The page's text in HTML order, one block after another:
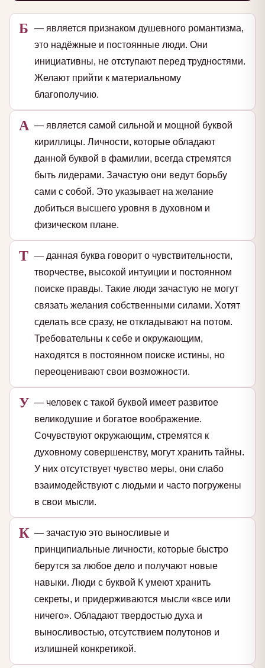
Б
— является признаком душевного романтизма,
это надёжные и постоянные люди. Они
инициативны, не отступают перед трудностями.
Желают прийти к материальному
благополучию.
А — является самой сильной и мощной буквой
кириллицы. Личности, которые обладают
данной буквой в фамилии, всегда стремятся
быть лидерами. Зачастую они ведут борьбу
сами с собой. Это указывает на желание
добиться высшего уровня в духовном и
физическом плане.
Т — данная буква говорит о чувствительности,
творчестве, высокой интуиции и постоянном
поиске правды. Такие люди зачастую не могут
связать желания собственными силами. Хотят
сделать все сразу, не откладывают на потом.
Требовательны к себе и окружающим,
находятся в постоянном поиске истины, но
переоценивают свои возможности.
У — человек с такой буквой имеет развитое
великодушие и богатое воображение.
Сочувствуют окружающим, стремятся к
духовному совершенству, могут хранить тайны.
У них отсутствует чувство меры, они слабо
взаимодействуют с людьми и часто погружены
в свои мысли.
К — зачастую это выносливые и
принципиальные личности, которые быстро
берутся за любое дело и получают новые
навыки. Люди с буквой К умеют хранить
секреты, и придерживаются мысли «все или
ничего». Обладают твердостью духа и
выносливостью, отсутствием полутонов и
излишней конкретикой.